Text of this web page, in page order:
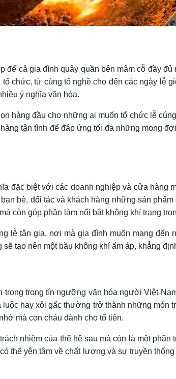
để cả gia đình quây quần bên mâm cỗ đầy
chức, từ cúng tổ nghề cho đến các ngày lễ
ý nghĩa văn hóa.
hàng đầu cho những ai muốn tổ chức lễ
tận tình để đáp ứng tối đa những mong
đặc biệt với các doanh nghiệp và cửa hàng
bè, đối tác và khách hàng những sản phẩm
còn góp phần làm nổi bật không khí trang
lễ tân gia, nơi mà gia đình muốn mang
tạo nên một bầu không khí ấm áp, khẳng
trọng trong tín ngưỡng văn hóa người Việt
hay xôi gấc thường trở thành những món
mà con cháu dành cho tổ tiên.
nhiệm của thế hệ sau mà còn là một
thể yên tâm về chất lượng và sự truyền